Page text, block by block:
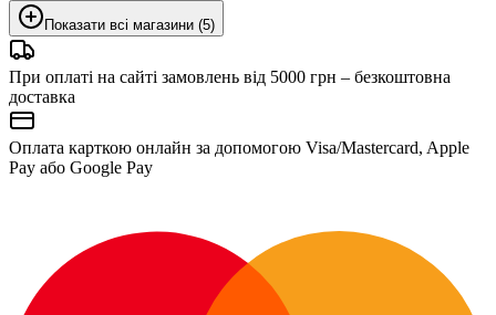
Показати всі магазини (5)
При оплаті на сайті замовлень від 5000 грн – безкоштовна
доставка
Оплата карткою онлайн за допомогою Visa/Mastercard, Apple
Pay або Google Pay